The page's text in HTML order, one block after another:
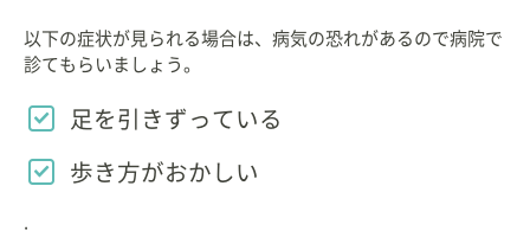
以下の症状が見られる場合は、病気の恐れがあるので病院で
診てもらいましょう。
足を引きずっている
歩き方がおかしい